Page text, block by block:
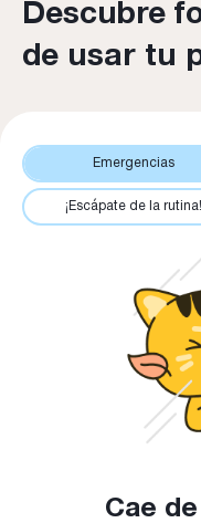
Descubre
de usar tu
Emergencias
¡Escápate de la rutina!
Cae